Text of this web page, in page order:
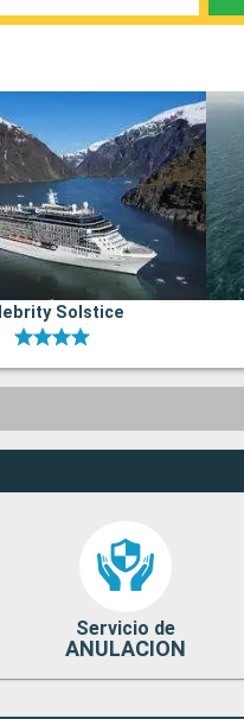
Solstice
Servicio de
ANULACION